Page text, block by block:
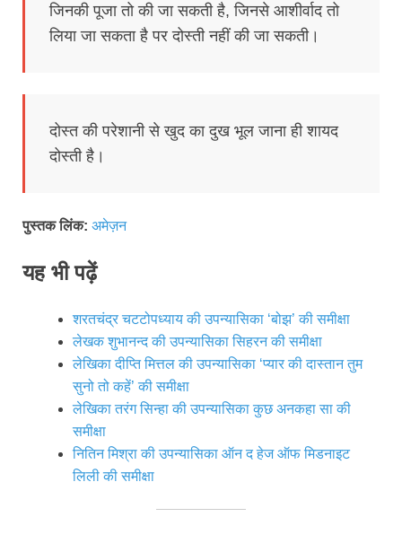
जिनकी पूजा तो की जा सकती है, जिनसे आशीर्वाद तो
लिया जा सकता है पर दोस्ती नहीं की जा सकती।
दोस्त की परेशानी से खुद का दुख भूल जाना ही शायद
दोस्ती है।
पुस्तक लिंक: अमेज़न
यह भी पढ़ें
शरतचंद्र चटटोपध्याय की उपन्यासिका ‘बोझ’ की समीक्षा
लेखक शुभानन्द की उपन्यासिका सिहरन की समीक्षा
लेखिका दीप्ति मित्तल की उपन्यासिका ‘प्यार की दास्तान तुम
सुनो तो कहें’ की समीक्षा
लेखिका तरंग सिन्हा की उपन्यासिका कुछ अनकहा सा की
समीक्षा
नितिन मिश्रा की उपन्यासिका ऑन द हेज ऑफ मिडनाइट
लिली की समीक्षा